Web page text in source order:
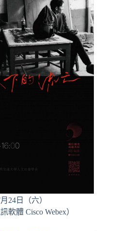
24日（六）
軟體 Cisco Webex）